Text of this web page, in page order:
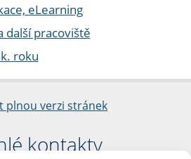
eLearning
další pracoviště
roku
plnou verzi stránek
kontakty